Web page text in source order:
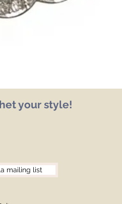
your style!
mailing list